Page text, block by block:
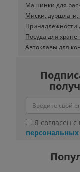
Машинки для
Миски, дуршлаги,
Принадлежности
Посуда для
Автоклавы для
Я согласен